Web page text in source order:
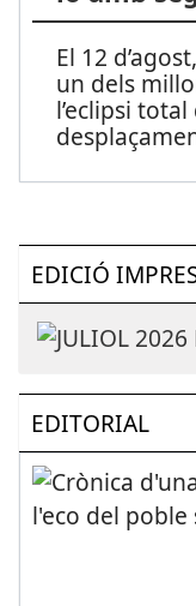
El 12
un dels
l’eclipsi
EDICIÓ
EDITORIAL